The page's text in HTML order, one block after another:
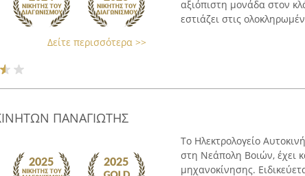
Δείτε περισσότερα >>
αξιόπιστη μονάδα στον
εστιάζει στις
ΠΑΝΑΓΙΩΤΗΣ
Το Ηλεκτρολογείο
στη Νεάπολη Βοιών, έχει
μηχανοκίνησης.